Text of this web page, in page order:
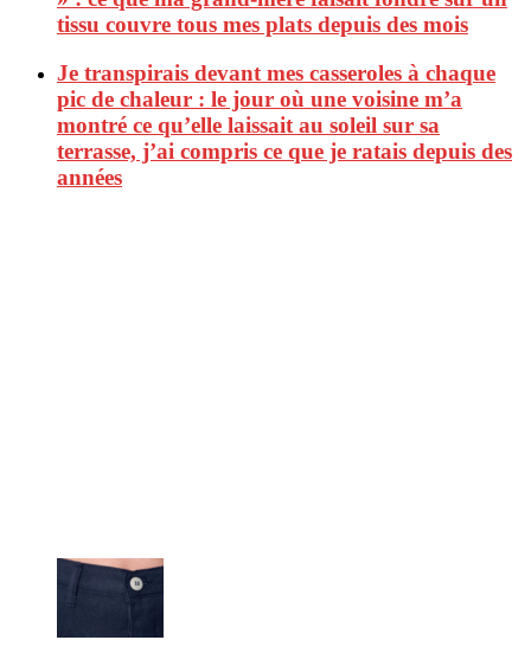
tissu couvre tous mes plats depuis des mois
Je transpirais devant mes casseroles à chaque
pic de chaleur : le jour où une voisine m’a
montré ce qu’elle laissait au soleil sur sa
terrasse, j’ai compris ce que je ratais depuis des
années